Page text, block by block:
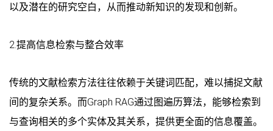
以及潜在的研究空白，从而推动新知识的发现和创新。
2.提高信息检索与整合效率
传统的文献检索方法往往依赖于关键词匹配，难以捕捉文献
间的复杂关系。而Graph RAG通过图遍历算法，能够检索到
与查询相关的多个实体及其关系，提供更全面的信息覆盖。